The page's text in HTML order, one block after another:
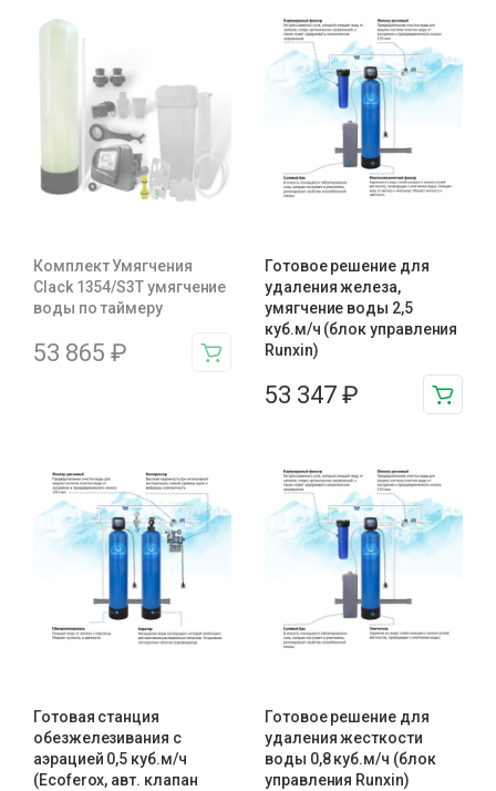
Комплект Умягчения
Clack 1354/S3T умягчение
воды по таймеру
53 865 ₽
Готовое решение для
удаления железа,
умягчение воды 2,5
куб.м/ч (блок управления
Runxin)
53 347 ₽
Готовая станция
обезжелезивания c
аэрацией 0,5 куб.м/ч
(Ecoferox, авт. клапан
Готовое решение для
удаления жесткости
воды 0,8 куб.м/ч (блок
управления Runxin)